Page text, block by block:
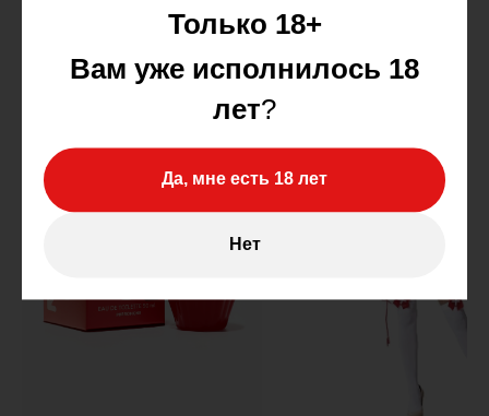
Только 18+
Вам уже исполнилось 18
лет?
Да, мне есть 18 лет
Нет